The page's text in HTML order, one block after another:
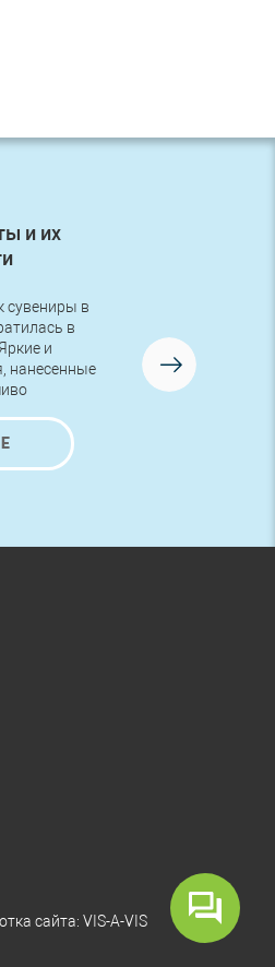
и их
сувениры в
в
и
нанесенные
на
логотипом!
изготовлена
AutoNova-D.
сайта: VIS-A-VIS